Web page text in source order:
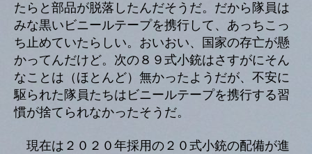
たらと部品が脱落したんだそうだ。だから隊員は
みな黒いビニールテープを携行して、あっちこっ
ち止めていたらしい。おいおい、国家の存亡が懸
かってんだけど。次の８９式小銃はさすがにそん
なことは（ほとんど）無かったようだが、不安に
駆られた隊員たちはビニールテープを携行する習
慣が捨てられなかったそうだ。
現在は２０２０年採用の２０式小銃の配備が進